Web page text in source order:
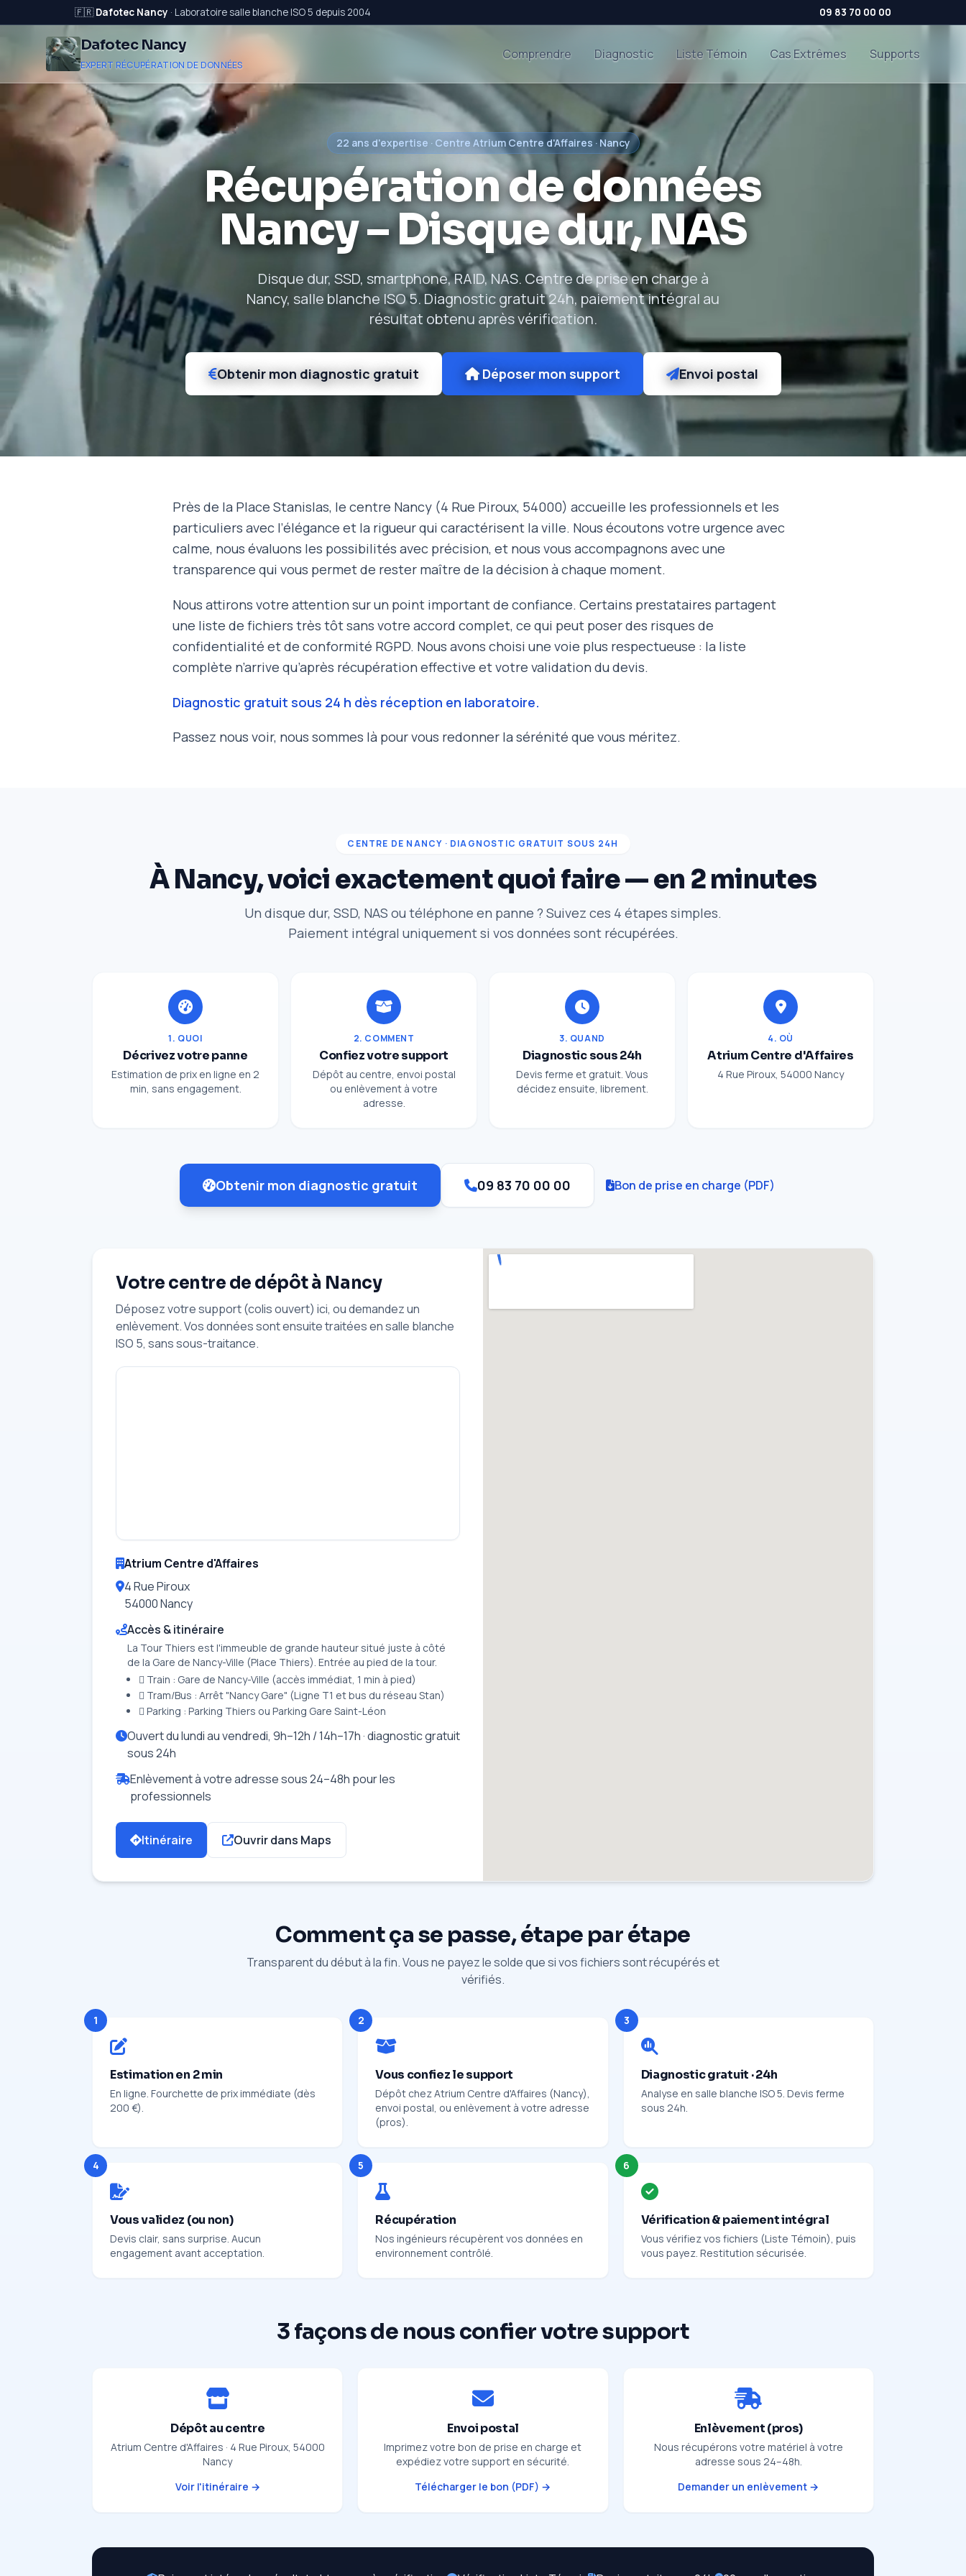
🇫🇷Dafotec Nancy · Laboratoire salle blanche ISO 5 depuis 2004 09 83 70 00 00
Dafotec Nancy
EXPERT RÉCUPÉRATION DE DONNÉES
Comprendre Diagnostic Liste Témoin Cas Extrêmes Supports
22 ans d'expertise · Centre Atrium Centre d'Affaires · Nancy
Récupération de données
Nancy – Disque dur, NAS
Disque dur, SSD, smartphone, RAID, NAS. Centre de prise en charge à
Nancy, salle blanche ISO 5. Diagnostic gratuit 24h, paiement intégral au
résultat obtenu après vérification.
Obtenir mon diagnostic gratuit Déposer mon support Envoi postal
Près de la Place Stanislas, le centre Nancy (4 Rue Piroux, 54000) accueille les professionnels et les
particuliers avec l’élégance et la rigueur qui caractérisent la ville. Nous écoutons votre urgence avec
calme, nous évaluons les possibilités avec précision, et nous vous accompagnons avec une
transparence qui vous permet de rester maître de la décision à chaque moment.
Nous attirons votre attention sur un point important de confiance. Certains prestataires partagent
une liste de fichiers très tôt sans votre accord complet, ce qui peut poser des risques de
confidentialité et de conformité RGPD. Nous avons choisi une voie plus respectueuse : la liste
complète n’arrive qu’après récupération effective et votre validation du devis.
Diagnostic gratuit sous 24 h dès réception en laboratoire.
Passez nous voir, nous sommes là pour vous redonner la sérénité que vous méritez.
CENTRE DE NANCY · DIAGNOSTIC GRATUIT SOUS 24H
À Nancy, voici exactement quoi faire — en 2 minutes
Un disque dur, SSD, NAS ou téléphone en panne ? Suivez ces 4 étapes simples.
Paiement intégral uniquement si vos données sont récupérées.
1. QUOI
Décrivez votre panne
Estimation de prix en ligne en 2
min, sans engagement.
2. COMMENT
Confiez votre support
Dépôt au centre, envoi postal
ou enlèvement à votre
adresse.
3. QUAND
Diagnostic sous 24h
Devis ferme et gratuit. Vous
décidez ensuite, librement.
4. OÙ
Atrium Centre d'Affaires
4 Rue Piroux, 54000 Nancy
Obtenir mon diagnostic gratuit 09 83 70 00 00 Bon de prise en charge (PDF)
Votre centre de dépôt à Nancy
Déposez votre support (colis ouvert) ici, ou demandez un
enlèvement. Vos données sont ensuite traitées en salle blanche
ISO 5, sans sous-traitance.
Atrium Centre d'Affaires
4 Rue Piroux
54000 Nancy
Accès & itinéraire
La Tour Thiers est l'immeuble de grande hauteur situé juste à côté
de la Gare de Nancy-Ville (Place Thiers). Entrée au pied de la tour.
 Train : Gare de Nancy-Ville (accès immédiat, 1 min à pied)
 Tram/Bus : Arrêt "Nancy Gare" (Ligne T1 et bus du réseau Stan)
 Parking : Parking Thiers ou Parking Gare Saint-Léon
Ouvert du lundi au vendredi, 9h–12h / 14h–17h · diagnostic gratuit
sous 24h
Enlèvement à votre adresse sous 24–48h pour les
professionnels
Itinéraire Ouvrir dans Maps
Comment ça se passe, étape par étape
Transparent du début à la fin. Vous ne payez le solde que si vos fichiers sont récupérés et
vérifiés.
1
Estimation en 2 min
En ligne. Fourchette de prix immédiate (dès
200 €).
2
Vous confiez le support
Dépôt chez Atrium Centre d'Affaires (Nancy),
envoi postal, ou enlèvement à votre adresse
(pros).
3
Diagnostic gratuit · 24h
Analyse en salle blanche ISO 5. Devis ferme
sous 24h.
4
Vous validez (ou non)
Devis clair, sans surprise. Aucun
engagement avant acceptation.
5
Récupération
Nos ingénieurs récupèrent vos données en
environnement contrôlé.
6
Vérification & paiement intégral
Vous vérifiez vos fichiers (Liste Témoin), puis
vous payez. Restitution sécurisée.
3 façons de nous confier votre support
Dépôt au centre
Atrium Centre d'Affaires · 4 Rue Piroux, 54000
Nancy
Voir l'itinéraire →
Envoi postal
Imprimez votre bon de prise en charge et
expédiez votre support en sécurité.
Télécharger le bon (PDF) →
Enlèvement (pros)
Nous récupérons votre matériel à votre
adresse sous 24–48h.
Demander un enlèvement →